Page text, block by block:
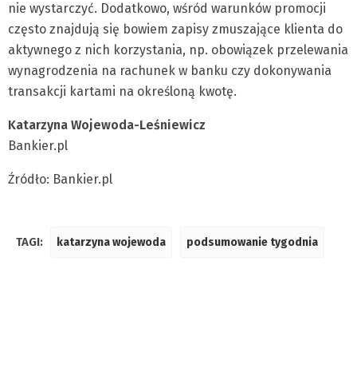
nie wystarczyć. Dodatkowo, wśród warunków promocji
często znajdują się bowiem zapisy zmuszające klienta do
aktywnego z nich korzystania, np. obowiązek przelewania
wynagrodzenia na rachunek w banku czy dokonywania
transakcji kartami na określoną kwotę.
Katarzyna Wojewoda-Leśniewicz
Bankier.pl
Źródło: Bankier.pl
TAGI: katarzyna wojewoda podsumowanie tygodnia